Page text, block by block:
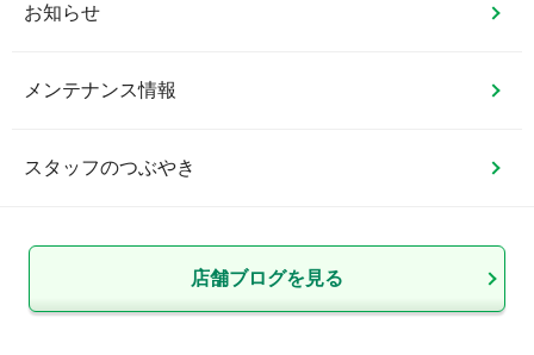
お知らせ
メンテナンス情報
スタッフのつぶやき
店舗ブログを見る